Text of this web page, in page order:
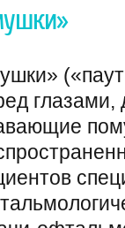
глазами,